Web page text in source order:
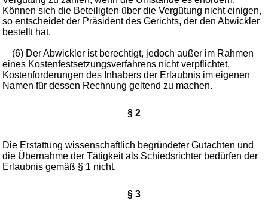
Können sich die Beteiligten über die Vergütung nicht einigen,
so entscheidet der Präsident des Gerichts, der den Abwickler
bestellt hat.
(6) Der Abwickler ist berechtigt, jedoch außer im Rahmen
eines Kostenfestsetzungsverfahrens nicht verpflichtet,
Kostenforderungen des Inhabers der Erlaubnis im eigenen
Namen für dessen Rechnung geltend zu machen.
§ 2
Die Erstattung wissenschaftlich begründeter Gutachten und
die Übernahme der Tätigkeit als Schiedsrichter bedürfen der
Erlaubnis gemäß § 1 nicht.
§ 3